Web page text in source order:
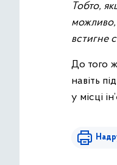
Тобто,
можливо,
встигне
До того ж
навіть
у місці